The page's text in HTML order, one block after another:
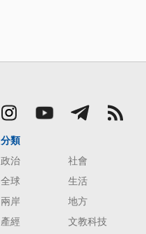
分類
政治
社會
全球
生活
兩岸
地方
產經
文教科技